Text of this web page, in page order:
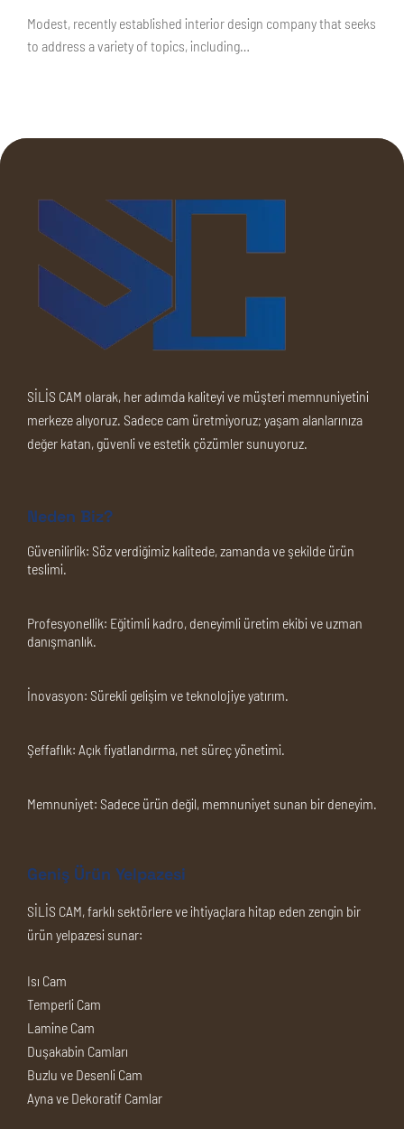
Modest, recently established interior design company that seeks
to address a variety of topics, including…
SİLİS CAM olarak, her adımda kaliteyi ve müşteri memnuniyetini
merkeze alıyoruz. Sadece cam üretmiyoruz; yaşam alanlarınıza
değer katan, güvenli ve estetik çözümler sunuyoruz.
Neden Biz?
Güvenilirlik: Söz verdiğimiz kalitede, zamanda ve şekilde ürün
teslimi.
Profesyonellik: Eğitimli kadro, deneyimli üretim ekibi ve uzman
danışmanlık.
İnovasyon: Sürekli gelişim ve teknolojiye yatırım.
Şeffaflık: Açık fiyatlandırma, net süreç yönetimi.
Memnuniyet: Sadece ürün değil, memnuniyet sunan bir deneyim.
Geniş Ürün Yelpazesi
SİLİS CAM, farklı sektörlere ve ihtiyaçlara hitap eden zengin bir
ürün yelpazesi sunar:
Isı Cam
Temperli Cam
Lamine Cam
Duşakabin Camları
Buzlu ve Desenli Cam
Ayna ve Dekoratif Camlar